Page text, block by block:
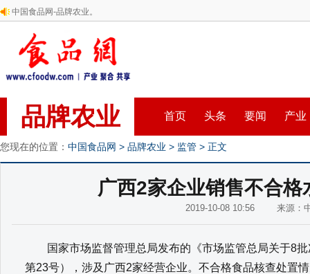
中国食品网-品牌农业。
品牌农业 首页 头条 要闻 产业
您现在的位置： 中国食品网 > 品牌农业 > 监管 > 正文
广西2家企业销售不合格
2019-10-08 10:56 来源：
国家市场监督管理总局发布的《市场监管总局关于8批
第23号），涉及广西2家经营企业。不合格食品核查处置